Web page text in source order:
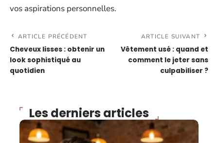
vos aspirations personnelles.
ARTICLE PRÉCÉDENT
Cheveux lisses : obtenir un
look sophistiqué au
quotidien
ARTICLE SUIVANT
Vêtement usé : quand et
comment le jeter sans
culpabiliser ?
Les derniers articles